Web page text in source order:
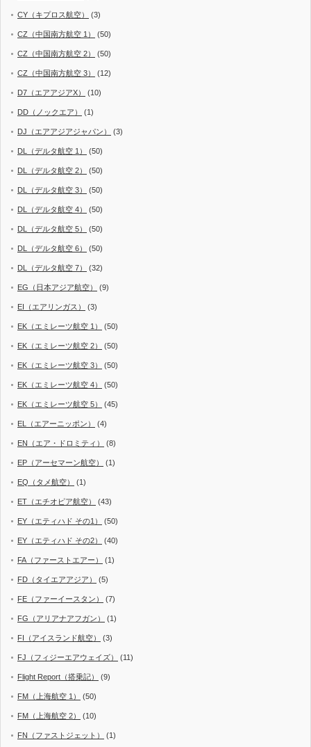
CY（キプロス航空） (3)
CZ（中国南方航空 1） (50)
CZ（中国南方航空 2） (50)
CZ（中国南方航空 3） (12)
D7（エアアジアX） (10)
DD（ノックエア） (1)
DJ（エアアジアジャパン） (3)
DL（デルタ航空 1） (50)
DL（デルタ航空 2） (50)
DL（デルタ航空 3） (50)
DL（デルタ航空 4） (50)
DL（デルタ航空 5） (50)
DL（デルタ航空 6） (50)
DL（デルタ航空 7） (32)
EG（日本アジア航空） (9)
EI（エアリンガス） (3)
EK（エミレーツ航空 1） (50)
EK（エミレーツ航空 2） (50)
EK（エミレーツ航空 3） (50)
EK（エミレーツ航空 4） (50)
EK（エミレーツ航空 5） (45)
EL（エアーニッポン） (4)
EN（エア・ドロミティ） (8)
EP（アーセマーン航空） (1)
EQ（タメ航空） (1)
ET（エチオピア航空） (43)
EY（エティハド その1） (50)
EY（エティハド その2） (40)
FA（ファーストエアー） (1)
FD（タイエアアジア） (5)
FE（ファーイースタン） (7)
FG（アリアナアフガン） (1)
FI（アイスランド航空） (3)
FJ（フィジーエアウェイズ） (11)
Flight Report（搭乗記） (9)
FM（上海航空 1） (50)
FM（上海航空 2） (10)
FN（ファストジェット） (1)